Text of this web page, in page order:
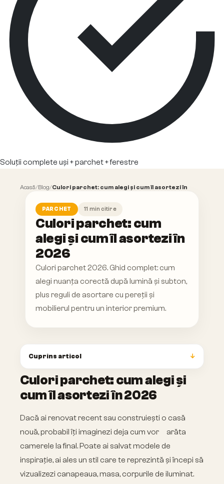
Soluții complete uși + parchet + ferestre
Acasă/Blog/Culori parchet: cum alegi și cum îl asortezi în
PARCHET 11 min citire
Culori parchet: cum
alegi și cum îl asortezi în
2026
Culori parchet 2026. Ghid complet: cum
alegi nuanța corectă după lumină și subton,
plus reguli de asortare cu pereții și
mobilierul pentru un interior premium.
Cuprins articol
Culori parchet: cum alegi și
cum îl asortezi în 2026
Dacă ai renovat recent sau construiești o casă
nouă, probabil îți imaginezi deja cum vor arăta
camerele la final. Poate ai salvat modele de
inspirație, ai ales un stil care te reprezintă și începi să
vizualizezi canapeaua, masa, corpurile de iluminat.